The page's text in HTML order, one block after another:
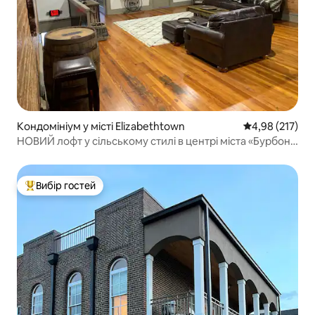
Кондомініум у місті Elizabethtown Середня
4,98 (217)
НОВИЙ лофт у сільському стилі в центрі міста «Бурбон
Топ вибір гостей
Вибір гостей